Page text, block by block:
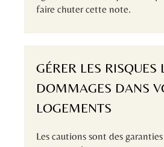
faire chuter cette note.
GÉRER LES RISQUES
DOMMAGES DANS
LOGEMENTS
Les cautions sont des